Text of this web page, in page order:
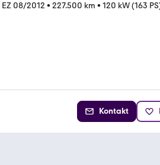
EZ 08/2012 • 227.500 km • 120 kW (163
Kontakt